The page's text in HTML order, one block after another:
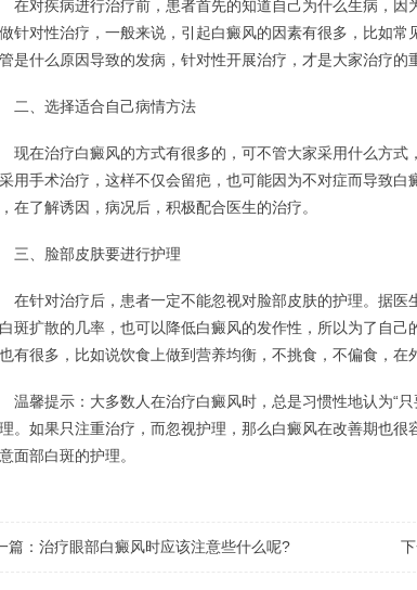
对疾病进行治疗前，患者首先的知道自己为什么生病，因
针对性治疗，一般来说，引起白癜风的因素有很多，比如
是什么原因导致的发病，针对性开展治疗，才是大家治疗的
、选择适合自己病情方法
在治疗白癜风的方式有很多的，可不管大家采用什么方式
用手术治疗，这样不仅会留疤，也可能因为不对症而导致
在了解诱因，病况后，积极配合医生的治疗。
、脸部皮肤要进行护理
针对治疗后，患者一定不能忽视对脸部皮肤的护理。据医
斑扩散的几率，也可以降低白癜风的发作性，所以为了自
有很多，比如说饮食上做到营养均衡，不挑食，不偏食，在
馨提示：大多数人在治疗白癜风时，总是习惯性地认为“只
。如果只注重治疗，而忽视护理，那么白癜风在改善期也
面部白斑的护理。
篇： 治疗眼部白癜风时应该注意些什么呢?